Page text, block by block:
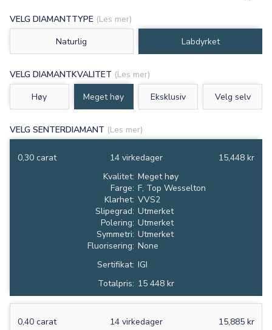
VELG DIAMANTTYPE (Les mer)
Naturlig
Labdyrket
VELG DIAMANTKVALITET (Les mer)
Høy
Meget høy Eksklusiv Velg selv
VELG SENTERDIAMANT (Les mer)
0,30 carat 15,448 kr
14 virkedager
Kvalitet: Meget høy
Farge: F, Top Wesselton
Klarhet: VVS2
Slipegrad: Utmerket
Polering: Utmerket
Symmetri: Utmerket
Fluorisering: None
Sertifikat: IGI
Totalpris: 15 448 kr
0,40 carat 15,885 kr
14 virkedager